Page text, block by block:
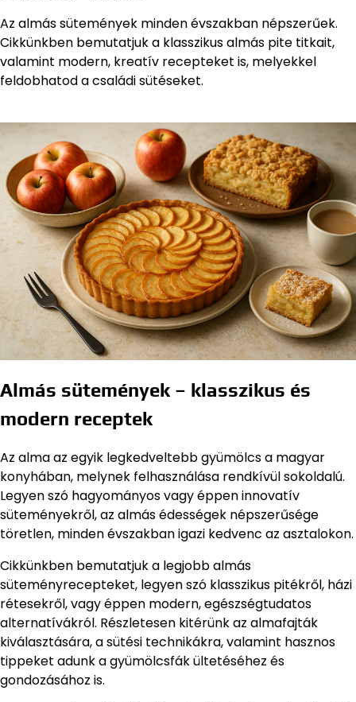
Az almás sütemények minden évszakban népszerűek.
Cikkünkben bemutatjuk a klasszikus almás pite titkait,
valamint modern, kreatív recepteket is, melyekkel
feldobhatod a családi sütéseket.
Almás sütemények – klasszikus és
modern receptek
Az alma az egyik legkedveltebb gyümölcs a magyar
konyhában, melynek felhasználása rendkívül sokoldalú.
Legyen szó hagyományos vagy éppen innovatív
süteményekről, az almás édességek népszerűsége
töretlen, minden évszakban igazi kedvenc az asztalokon.
Cikkünkben bemutatjuk a legjobb almás
süteményrecepteket, legyen szó klasszikus pitékről, házi
rétesekről, vagy éppen modern, egészségtudatos
alternatívákról. Részletesen kitérünk az almafajták
kiválasztására, a sütési technikákra, valamint hasznos
tippeket adunk a gyümölcsfák ültetéséhez és
gondozásához is.